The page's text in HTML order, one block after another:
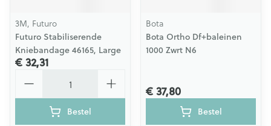
3M, Futuro
Futuro Stabiliserende
Kniebandage 46165, Large
€ 32,31
Bestel
Bota
Bota Ortho Df+baleinen
1000 Zwrt N6
€ 37,80
Bestel